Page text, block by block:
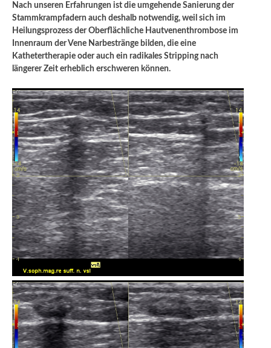
Nach unseren Erfahrungen ist die umgehende Sanierung der
Stammkrampfadern auch deshalb notwendig, weil sich im
Heilungsprozess der Oberflächliche Hautvenenthrombose im
Innenraum der Vene Narbestränge bilden, die eine
Kathetertherapie oder auch ein radikales Stripping nach
längerer Zeit erheblich erschweren können.